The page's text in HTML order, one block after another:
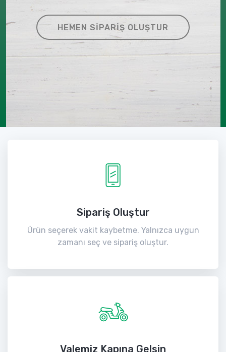
HEMEN SIPARIŞ OLUŞTUR
Sipariş Oluştur
Ürün seçerek vakit kaybetme. Yalnızca uygun
zamanı seç ve sipariş oluştur.
Valemiz Kapına Gelsin